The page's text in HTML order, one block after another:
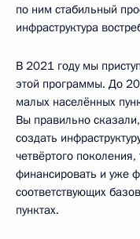
по ним стабильный
инфраструктура
В 2021 году мы
этой программы. До
малых населённых
Вы правильно
создать
четвёртого
финансировать и уже
соответствующих
пунктах.